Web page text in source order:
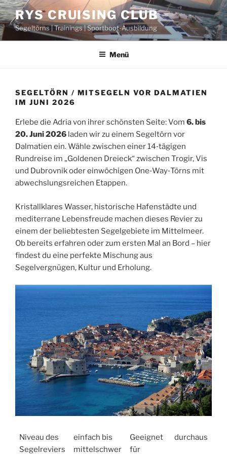
Zum
Inhalt
springen
RYS CRUISING CLUB
Segeltörns | Trainings | Sportboot-Ausbildung
Menü
SEGELTÖRN / MITSEGELN VOR DALMATIEN
IM JUNI 2026
Erlebe die Adria von ihrer schönsten Seite: Vom 6. bis
20. Juni 2026 laden wir zu einem Segeltörn vor
Dalmatien ein. Wähle zwischen einer 14‑tägigen
Rundreise im „Goldenen Dreieck“ zwischen Trogir, Vis
und Dubrovnik oder einwöchigen One‑Way‑Törns mit
abwechslungsreichen Etappen.
Kristallklares Wasser, historische Hafenstädte und
mediterrane Lebensfreude machen dieses Revier zu
einem der beliebtesten Segelgebiete im Mittelmeer.
Ob bereits erfahren oder zum ersten Mal an Bord – hier
findest du eine perfekte Mischung aus
Segelvergnügen, Kultur und Erholung.
Niveau des
Segelreviers
einfach bis
mittelschwer
Geeignet
für
durchaus